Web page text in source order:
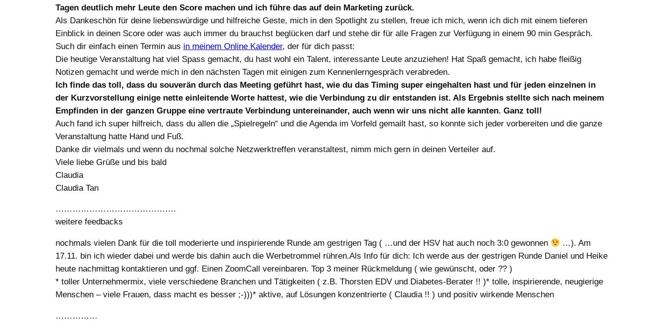
Tagen deutlich mehr Leute den Score machen und ich führe das auf dein Marketing zurück.
Als Dankeschön für deine liebenswürdige und hilfreiche Geste, mich in den Spotlight zu stellen, freue ich mich, wenn ich dich mit einem tieferen
Einblick in deinen Score oder was auch immer du brauchst beglücken darf und stehe dir für alle Fragen zur Verfügung in einem 90 min Gespräch.
Such dir einfach einen Termin aus in meinem Online Kalender, der für dich passt:
Die heutige Veranstaltung hat viel Spass gemacht, du hast wohl ein Talent, interessante Leute anzuziehen! Hat Spaß gemacht, ich habe fleißig
Notizen gemacht und werde mich in den nächsten Tagen mit einigen zum Kennenlerngespräch verabreden.
Ich finde das toll, dass du souverän durch das Meeting geführt hast, wie du das Timing super eingehalten hast und für jeden einzelnen in
der Kurzvorstellung einige nette einleitende Worte hattest, wie die Verbindung zu dir entstanden ist. Als Ergebnis stellte sich nach meinem
Empfinden in der ganzen Gruppe eine vertraute Verbindung untereinander, auch wenn wir uns nicht alle kannten. Ganz toll!
Auch fand ich super hilfreich, dass du allen die „Spielregeln“ und die Agenda im Vorfeld gemailt hast, so konnte sich jeder vorbereiten und die ganze
Veranstaltung hatte Hand und Fuß.
Danke dir vielmals und wenn du nochmal solche Netzwerktreffen veranstaltest, nimm mich gern in deinen Verteiler auf.
Viele liebe Grüße und bis bald
Claudia
Claudia Tan
…………………………………….
weitere feedbacks
nochmals vielen Dank für die toll moderierte und inspirierende Runde am gestrigen Tag ( …und der HSV hat auch noch 3:0 gewonnen
…). Am
17.11. bin ich wieder dabei und werde bis dahin auch die Werbetrommel rühren.Als Info für dich: Ich werde aus der gestrigen Runde Daniel und Heike
heute nachmittag kontaktieren und ggf. Einen ZoomCall vereinbaren. Top 3 meiner Rückmeldung ( wie gewünscht, oder ?? )
* toller Unternehmermix, viele verschiedene Branchen und Tätigkeiten ( z.B. Thorsten EDV und Diabetes-Berater !! )* tolle, inspirierende, neugierige
Menschen – viele Frauen, dass macht es besser ;-)))* aktive, auf Lösungen konzentrierte ( Claudia !! ) und positiv wirkende Menschen
……………